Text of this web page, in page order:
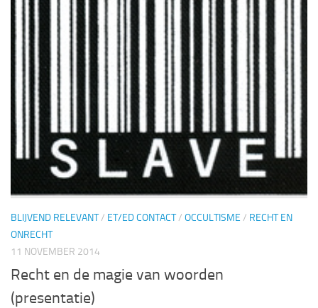
BLIJVEND RELEVANT/ ET/ED CONTACT/ OCCULTISME / RECHT EN
ONRECHT
11 NOVEMBER 2014
Recht en de magie van woorden
(presentatie)